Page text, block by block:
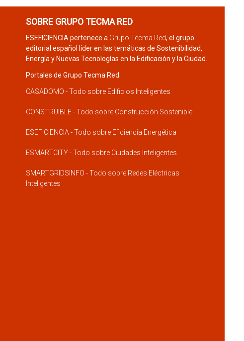
SOBRE GRUPO TECMA RED
ESEFICIENCIA pertenece a Grupo Tecma Red, el grupo
editorial español líder en las temáticas de Sostenibilidad,
Energía y Nuevas Tecnologías en la Edificación y la Ciudad.
Portales de Grupo Tecma Red:
CASADOMO - Todo sobre Edificios Inteligentes
CONSTRUIBLE - Todo sobre Construcción Sostenible
ESEFICIENCIA - Todo sobre Eficiencia Energética
ESMARTCITY - Todo sobre Ciudades Inteligentes
SMARTGRIDSINFO - Todo sobre Redes Eléctricas
Inteligentes